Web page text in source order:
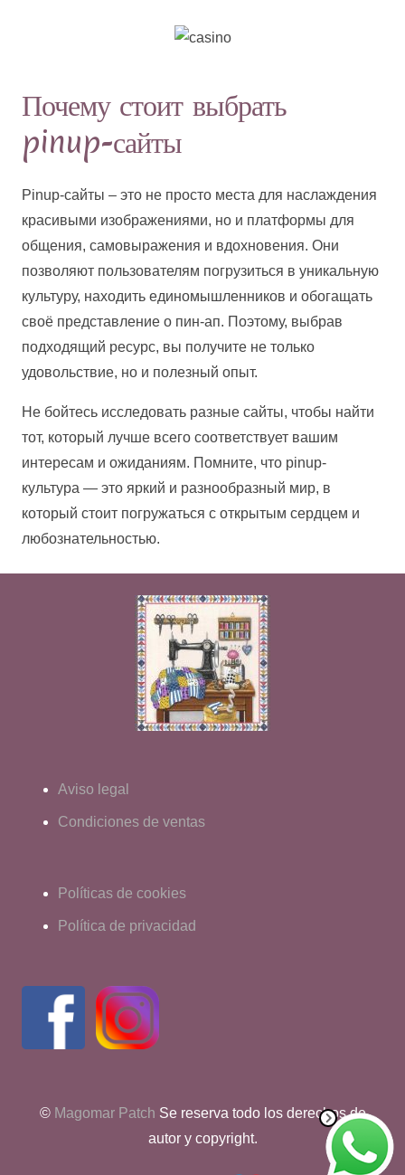
Почему стоит выбрать
pinup-сайты
Pinup-сайты – это не просто места для наслаждения
красивыми изображениями, но и платформы для
общения, самовыражения и вдохновения. Они
позволяют пользователям погрузиться в уникальную
культуру, находить единомышленников и обогащать
своё представление о пин-ап. Поэтому, выбрав
подходящий ресурс, вы получите не только
удовольствие, но и полезный опыт.
Не бойтесь исследовать разные сайты, чтобы найти
тот, который лучше всего соответствует вашим
интересам и ожиданиям. Помните, что pinup-
культура — это яркий и разнообразный мир, в
который стоит погружаться с открытым сердцем и
любознательностью.
Aviso legal
Condiciones de ventas
Políticas de cookies
Política de privacidad
© Magomar Patch Se reserva todo los derechos de
autor y copyright.